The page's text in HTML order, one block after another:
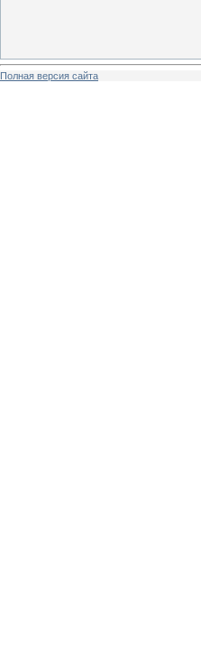
Полная версия сайта